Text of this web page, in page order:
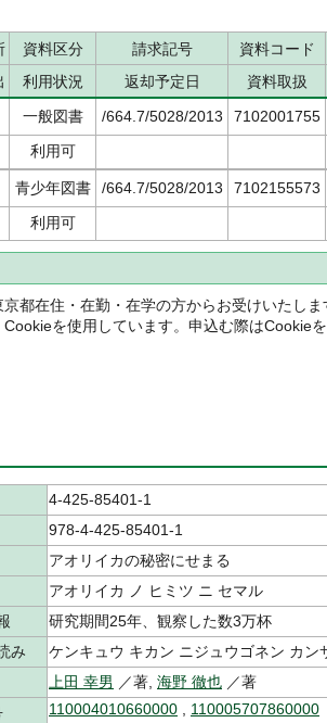
資料区分 請求記号
資料コード
利用状況 返却予定日
資料取扱
一般図書 /664.7/5028/2013
7102001755
利用可
青少年図書 /664.7/5028/2013
7102155573
利用可
京都在住・在勤・在学の方からお受けいたしま
を使用しています。申込む際はCookie
4-425-85401-1
978-4-425-85401-1
アオリイカの秘密にせまる
アオリイカ ノ ヒミツ ニ セマル
研究期間25年、観察した数3万杯
み
ケンキュウ キカン ニジュウゴネン カン
上田 幸男 ／著, 海野 徹也 ／著
110004010660000 110005707860000